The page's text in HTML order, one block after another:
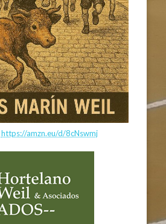
https://amzn.eu/d/8cNswmj